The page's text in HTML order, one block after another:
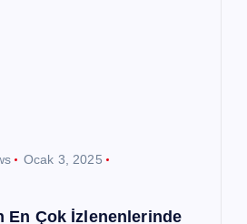
Ocak 3, 2025
En Çok İzlenenlerinde